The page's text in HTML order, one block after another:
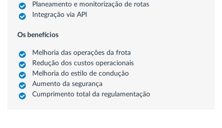
Planeamento e monitorização de rotas
Integração via API
Os benefícios
Melhoria das operações da frota
Redução dos custos operacionais
Melhoria do estilo de condução
Aumento da segurança
Cumprimento total da regulamentação